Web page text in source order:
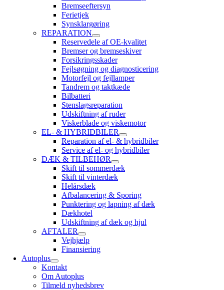
Bremseeftersyn
Ferietjek
Synsklargøring
REPARATION
Reservedele af OE-kvalitet
Bremser og bremseskiver
Forsikringsskader
Fejlsøgning og diagnosticering
Motorfejl og fejllamper
Tandrem og taktkæde
Bilbatteri
Stenslagsreparation
Udskiftning af ruder
Viskerblade og viskemotor
EL- & HYBRIDBILER
Reparation af el- & hybridbiler
Service af el- og hybridbiler
DÆK & TILBEHØR
Skift til sommerdæk
Skift til vinterdæk
Helårsdæk
Afbalancering & Sporing
Punktering og lapning af dæk
Dækhotel
Udskiftning af dæk og hjul
AFTALER
Vejhjælp
Finansiering
Autoplus
Kontakt
Om Autoplus
Tilmeld nyhedsbrev